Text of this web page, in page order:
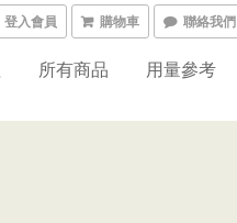
登入會員 購物車 聯絡我們
所有商品 用量參考